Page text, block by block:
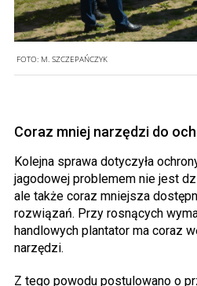
FOTO: M. SZCZEPAŃCZYK
Coraz mniej narzędzi do
Kolejna sprawa dotyczyła
jagodowej problemem nie jest
ale także coraz mniejsza
rozwiązań. Przy rosnących
handlowych plantator ma coraz
narzędzi.
Z tego powodu postulowano o